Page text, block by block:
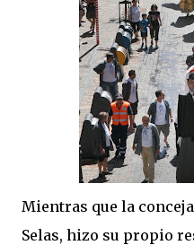
Mientras que la
Selas, hizo su propio